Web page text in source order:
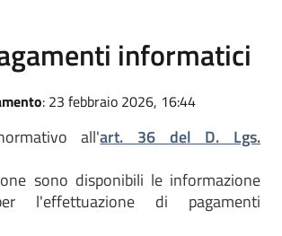
informatici
: 23 febbraio 2026, 16:44
all'art. 36 del D. Lgs.
sono disponibili le informazione
l'effettuazione di pagamenti